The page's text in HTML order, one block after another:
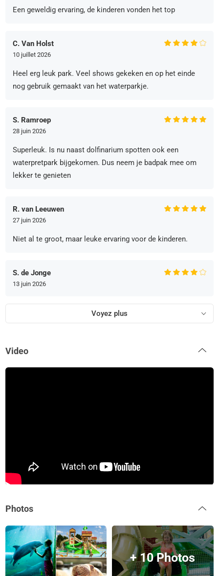
Een geweldig ervaring, de kinderen vonden het top
C. Van Holst
10 juillet 2026
Heel erg leuk park. Veel shows gekeken en op het einde
nog gebruik gemaakt van het waterparkje.
S. Ramroep
28 juin 2026
Superleuk. Is nu naast dolfinarium spotten ook een
waterpretpark bijgekomen. Dus neem je badpak mee om
lekker te genieten
R. van Leeuwen
27 juin 2026
Niet al te groot, maar leuke ervaring voor de kinderen.
S. de Jonge
13 juin 2026
Voyez plus
Video
Photos
+ 10 Photos